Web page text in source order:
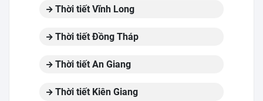
Thời tiết Vĩnh Long
Thời tiết Đồng Tháp
Thời tiết An Giang
Thời tiết Kiên Giang